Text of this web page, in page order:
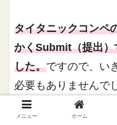
タイタニックコンペ
かくSubmit（提出）
した。ですので、い
必要もありませんで
予め用意されている
メニュー ホーム